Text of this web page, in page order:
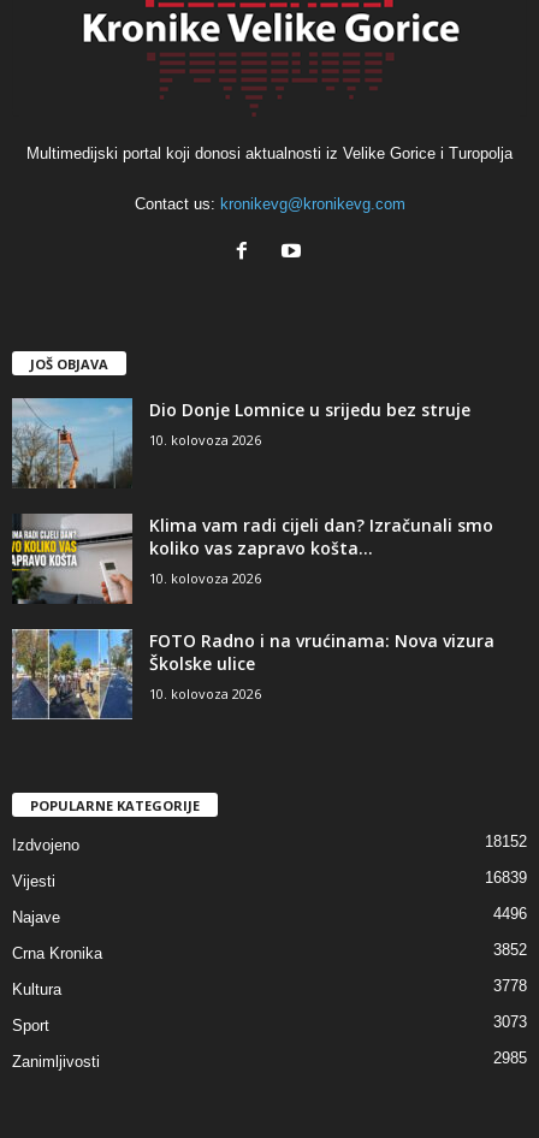
Multimedijski portal koji donosi aktualnosti iz Velike Gorice i Turopolja
Contact us: kronikevg@kronikevg.com
JOŠ OBJAVA
Dio Donje Lomnice u srijedu bez struje
10. kolovoza 2026
Klima vam radi cijeli dan? Izračunali smo
koliko vas zapravo košta...
10. kolovoza 2026
FOTO Radno i na vrućinama: Nova vizura
Školske ulice
10. kolovoza 2026
POPULARNE KATEGORIJE
Izdvojeno 18152
Vijesti 16839
Najave 4496
Crna Kronika 3852
Kultura 3778
Sport 3073
Zanimljivosti 2985